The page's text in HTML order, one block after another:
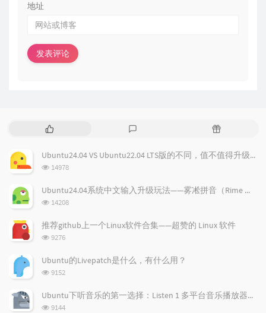
地址
发表评论
热
章
评
随
文
章
Ubuntu24.04 VS Ubuntu22.04 LTS版的不同，值不值得升级？
浏
次
14978
Ubuntu24.04系统中文输入升级玩法——雾凇拼音（Rime 配置）
浏
次
数:
14208
推荐github上一个Linux软件合集——超赞的 Linux 软件
浏
次
9276
Ubuntu的Livepatch是什么，有什么用？
浏
次
9152
Ubuntu下听音乐的第一选择：Listen 1 多平台音乐播放器，所有免费音乐一应俱全！
浏
9144